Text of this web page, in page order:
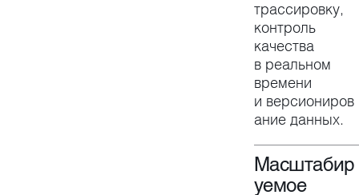
трассировку,
контроль
качества
в реальном
времени
и версиониров
ание данных.
Масштабир
уемое